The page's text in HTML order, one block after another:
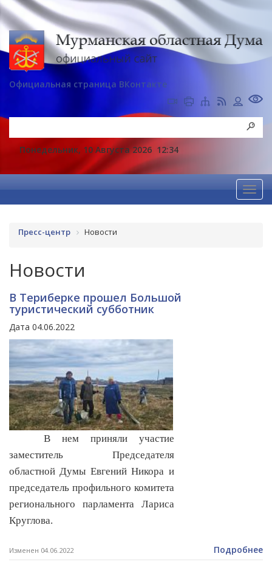
Официальная страница ВКонтакте
Понедельник, 10 Августа 2026 12:34
Пресс-центр Новости
Новости
В Териберке прошел Большой
туристический субботник
Дата 04.06.2022
В нем приняли участие
заместитель Председателя
областной Думы Евгений Никора и
председатель профильного комитета
регионального парламента Лариса
Круглова.
Изменен 04.06.2022 Подробнее